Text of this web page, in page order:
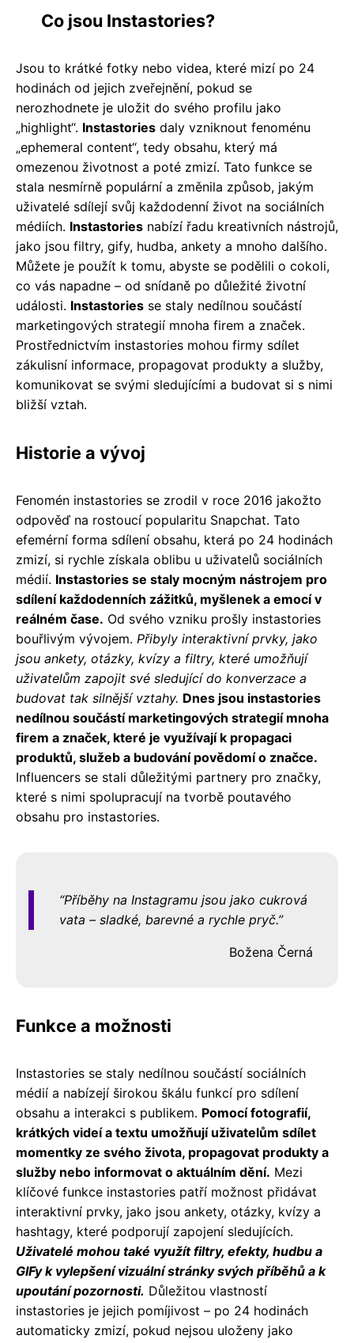
Co jsou Instastories?
Jsou to krátké fotky nebo videa, které mizí po 24
hodinách od jejich zveřejnění, pokud se
nerozhodnete je uložit do svého profilu jako
„highlight“. Instastories daly vzniknout fenoménu
„ephemeral content“, tedy obsahu, který má
omezenou životnost a poté zmizí. Tato funkce se
stala nesmírně populární a změnila způsob, jakým
uživatelé sdílejí svůj každodenní život na sociálních
médiích. Instastories nabízí řadu kreativních nástrojů,
jako jsou filtry, gify, hudba, ankety a mnoho dalšího.
Můžete je použít k tomu, abyste se podělili o cokoli,
co vás napadne – od snídaně po důležité životní
události. Instastories se staly nedílnou součástí
marketingových strategií mnoha firem a značek.
Prostřednictvím instastories mohou firmy sdílet
zákulisní informace, propagovat produkty a služby,
komunikovat se svými sledujícími a budovat si s nimi
bližší vztah.
Historie a vývoj
Fenomén instastories se zrodil v roce 2016 jakožto
odpověď na rostoucí popularitu Snapchat. Tato
efemérní forma sdílení obsahu, která po 24 hodinách
zmizí, si rychle získala oblibu u uživatelů sociálních
médií. Instastories se staly mocným nástrojem pro
sdílení každodenních zážitků, myšlenek a emocí v
reálném čase. Od svého vzniku prošly instastories
bouřlivým vývojem. Přibyly interaktivní prvky, jako
jsou ankety, otázky, kvízy a filtry, které umožňují
uživatelům zapojit své sledující do konverzace a
budovat tak silnější vztahy. Dnes jsou instastories
nedílnou součástí marketingových strategií mnoha
firem a značek, které je využívají k propagaci
produktů, služeb a budování povědomí o značce.
Influencers se stali důležitými partnery pro značky,
které s nimi spolupracují na tvorbě poutavého
obsahu pro instastories.
Příběhy na Instagramu jsou jako cukrová
vata – sladké, barevné a rychle pryč.
Božena Černá
Funkce a možnosti
Instastories se staly nedílnou součástí sociálních
médií a nabízejí širokou škálu funkcí pro sdílení
obsahu a interakci s publikem. Pomocí fotografií,
krátkých videí a textu umožňují uživatelům sdílet
momentky ze svého života, propagovat produkty a
služby nebo informovat o aktuálním dění. Mezi
klíčové funkce instastories patří možnost přidávat
interaktivní prvky, jako jsou ankety, otázky, kvízy a
hashtagy, které podporují zapojení sledujících.
Uživatelé mohou také využít filtry, efekty, hudbu a
GIFy k vylepšení vizuální stránky svých příběhů a k
upoutání pozornosti. Důležitou vlastností
instastories je jejich pomíjivost – po 24 hodinách
automaticky zmizí, pokud nejsou uloženy jako